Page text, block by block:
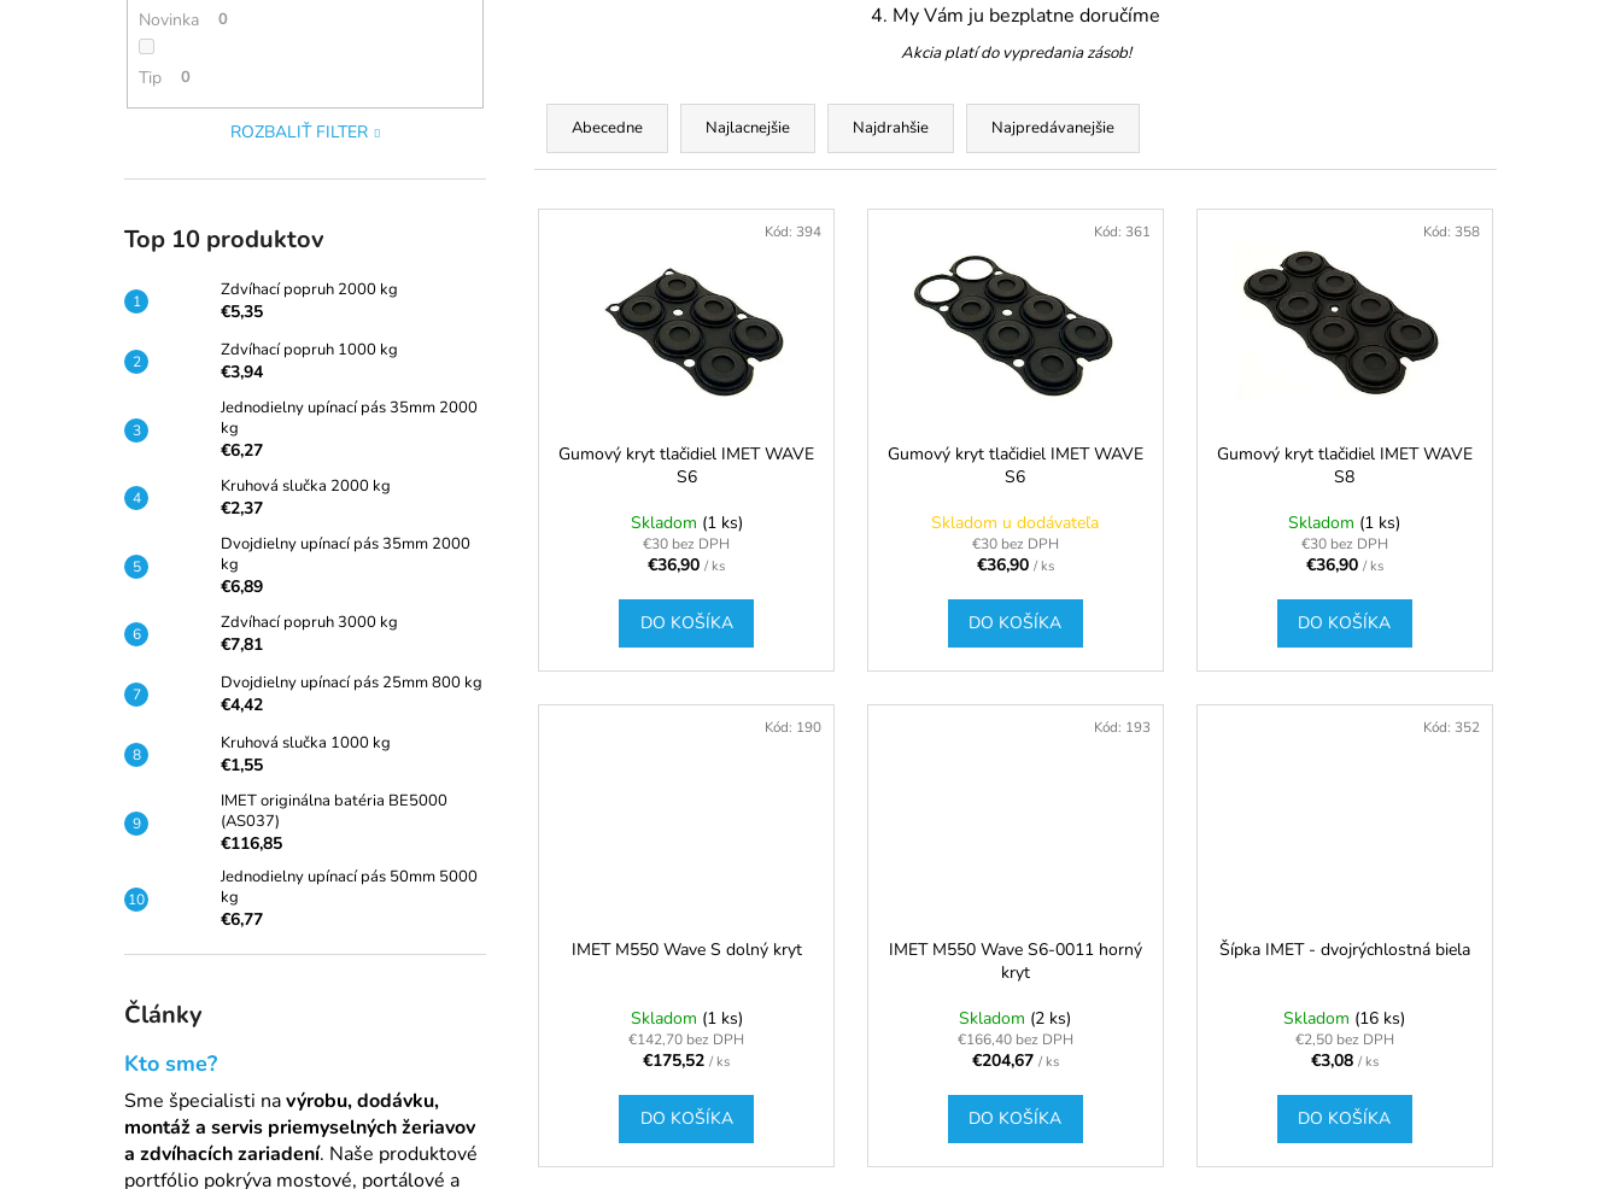
Novinka 0
Tip 0
ROZBALIŤ FILTER
Top 10 produktov
Zdvíhací popruh 2000 kg
€5,35
Zdvíhací popruh 1000 kg
€3,94
Jednodielny upínací pás 35mm 2000
kg
€6,27
Kruhová slučka 2000 kg
€2,37
Dvojdielny upínací pás 35mm 2000
kg
€6,89
Zdvíhací popruh 3000 kg
€7,81
Dvojdielny upínací pás 25mm 800 kg
€4,42
Kruhová slučka 1000 kg
€1,55
IMET originálna batéria BE5000
(AS037)
€116,85
Jednodielny upínací pás 50mm 5000
kg
€6,77
Články
Kto sme?
Sme špecialisti navýrobu, dodávku,
montáž a servis priemyselných žeriavov
a zdvíhacích zariadení. Naše produktové
portfólio pokrýva mostové, portálové a
4. My Vám ju bezplatne doručíme
Akcia platí do vypredania zásob!
R
d
Abecedne Najlacnejšie Najdrahšie Najpredávanejšie
V
Gumový kryt tlačidiel IMET WAVE
S6
Skladom (1 ks)
€30 bez DPH
€36,90/ ks
DO KOŠÍKA
Kód: 394
Gumový kryt tlačidiel IMET WAVE
S6
Skladom u dodávateľa
€30 bez DPH
€36,90 / ks
DO KOŠÍKA
Kód: 361
Gumový kryt tlačidiel IMET WAVE
S8
Skladom (1 ks)
€30 bez DPH
€36,90 / ks
DO KOŠÍKA
Kód: 358
IMET M550 Wave S dolný kryt
Skladom (1 ks)
€142,70 bez DPH
€175,52/ ks
DO KOŠÍKA
Kód: 190
IMET M550 Wave S6-0011 horný
kryt
Skladom (2 ks)
€166,40 bez DPH
€204,67 / ks
DO KOŠÍKA
Kód: 193
Šípka IMET - dvojrýchlostná biela
Skladom (16 ks)
€2,50 bez DPH
€3,08 / ks
DO KOŠÍKA
Kód: 352
€5,35
Pôvodne:
2000 KG
€6,27